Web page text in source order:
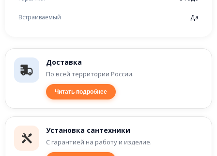
Доставка
По всей территории России.
Читать подробнее
Установка сантехники
С гарантией на работу и изделие.
Встраиваемый Да